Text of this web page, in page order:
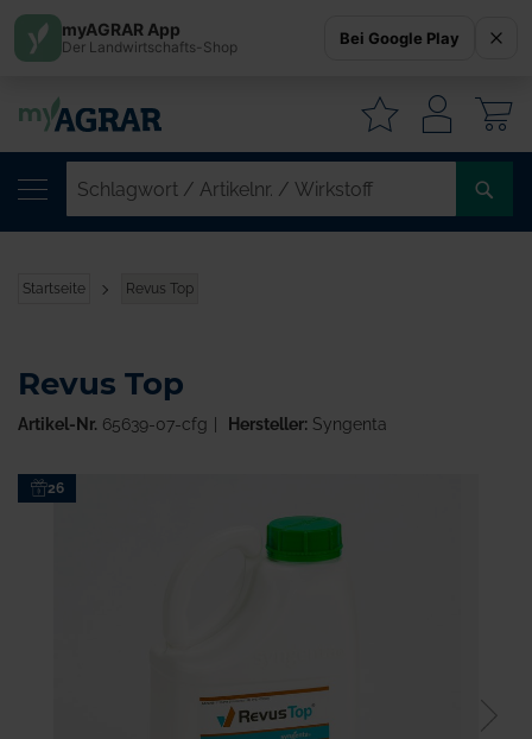
Startseite Revus Top
Zum26
Revus Top
Artikel-Nr. 65639-07-cfg Hersteller:Syngenta
myAGRAR App
Der Landwirtschafts-Shop Bei Google Play